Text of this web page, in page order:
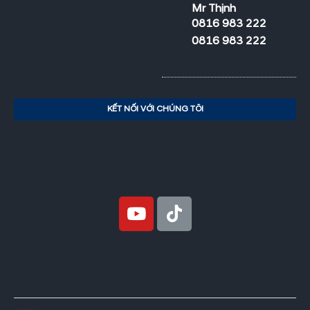
Mr Thịnh
0816 983 222
0816 983 222
KẾT NỐI VỚI CHÚNG TÔI